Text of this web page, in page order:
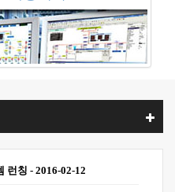
런칭 - 2016-02-12